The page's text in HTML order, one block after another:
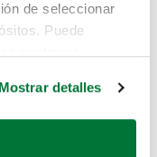
de seleccionar
Puede
Mostrar detalles
estás